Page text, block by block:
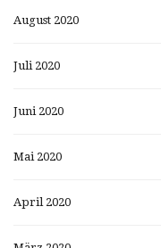
August 2020
Juli 2020
Juni 2020
Mai 2020
April 2020